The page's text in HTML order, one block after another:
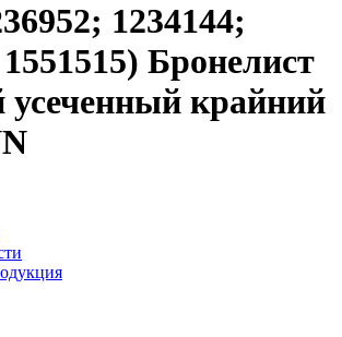
1234144;
Бронелист
усеченный крайний